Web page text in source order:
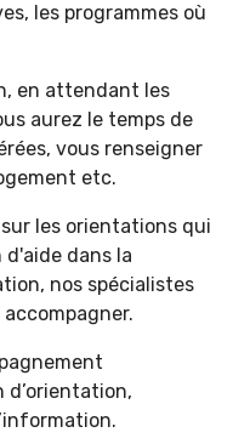
les programmes où
en attendant les
aurez le temps de
vous renseigner
etc.
les orientations qui
dans la
nos spécialistes
d’orientation,